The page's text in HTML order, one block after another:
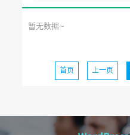
暂无数据~
首页 上一页